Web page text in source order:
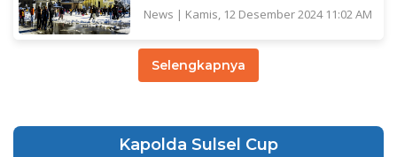
News | Kamis, 12 Desember 2024 11:02 AM
Selengkapnya
Kapolda Sulsel Cup